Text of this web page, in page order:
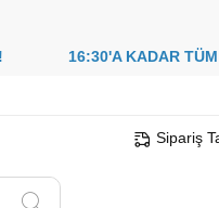
16:30'A KADAR
Sipariş